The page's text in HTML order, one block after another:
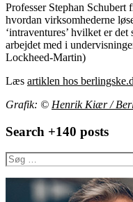
Professer Stephan
hvordan virksomhederne
‘intraventures’ hvilket er
arbejdet med i
Lockheed-Martin)
Læs artiklen hos
Grafik: © Henrik Kiær /
Search +140 posts
Søg
efter: